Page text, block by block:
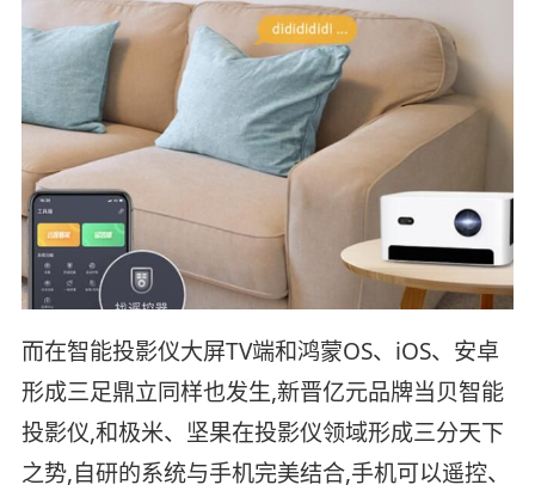
而在智能投影仪大屏TV端和鸿蒙OS、iOS、安卓
形成三足鼎立同样也发生,新晋亿元品牌当贝智能
投影仪,和极米、坚果在投影仪领域形成三分天下
之势,自研的系统与手机完美结合,手机可以遥控、